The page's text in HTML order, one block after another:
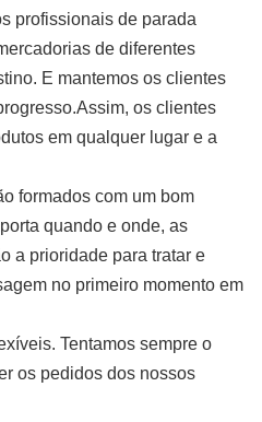
profissionais de parada
de diferentes
E mantemos os clientes
os clientes
em qualquer lugar e a
formados com um bom
quando e onde, as
a prioridade para tratar e
no primeiro momento em
Tentamos sempre o
os pedidos dos nossos